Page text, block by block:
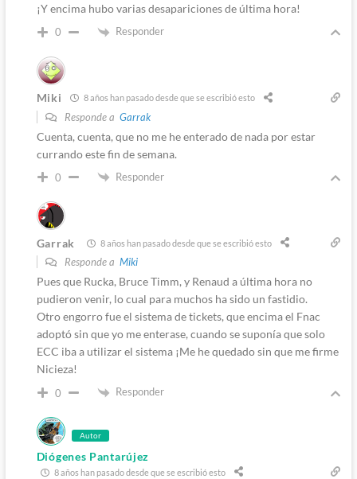
¡Y encima hubo varias desapariciones de última hora!
0 Responder
Miki 8 años han pasado desde que se escribió esto
Responde a Garrak
Cuenta, cuenta, que no me he enterado de nada por estar
currando este fin de semana.
0 Responder
Garrak 8 años han pasado desde que se escribió esto
Responde a Miki
Pues que Rucka, Bruce Timm, y Renaud a última hora no
pudieron venir, lo cual para muchos ha sido un fastidio.
Otro engorro fue el sistema de tickets, que encima el Fnac
adoptó sin que yo me enterase, cuando se suponía que solo
ECC iba a utilizar el sistema ¡Me he quedado sin que me firme
Nicieza!
0 Responder
Autor
Diógenes Pantarújez
8 años han pasado desde que se escribió esto